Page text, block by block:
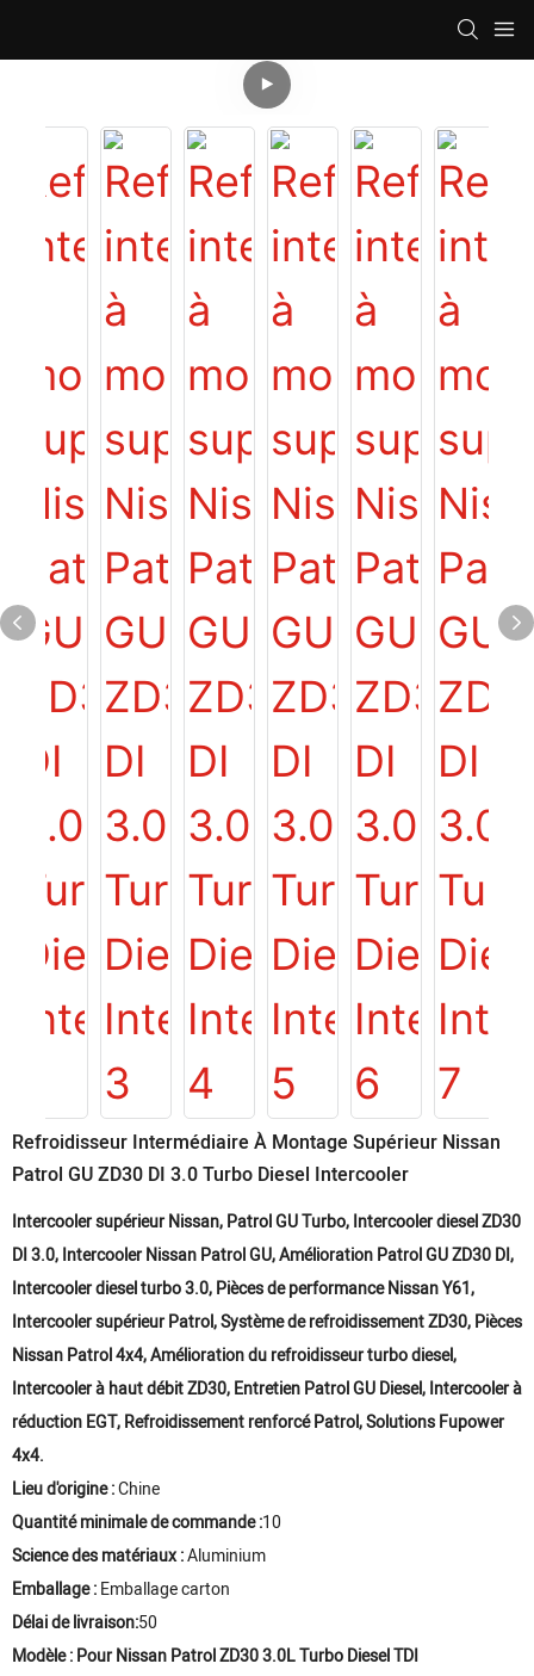
Refroidisseur Intermédiaire À Montage Supérieur Nissan
Patrol GU ZD30 DI 3.0 Turbo Diesel Intercooler
Intercooler supérieur Nissan, Patrol GUTurbo,Intercooler diesel ZD30
DI 3.0, Intercooler Nissan Patrol GU, Amélioration Patrol GU ZD30 DI,
Intercooler diesel turbo 3.0, Pièces de performance Nissan Y61,
Intercooler supérieur Patrol, Système de refroidissement ZD30, Pièces
Nissan Patrol 4x4, Amélioration du refroidisseur turbo diesel,
Intercooler à haut débit ZD30, Entretien Patrol GU Diesel, Intercooler à
réduction EGT, Refroidissement renforcé Patrol, Solutions Fupower
4x4.
Lieu d'origine :Chine
Quantité minimale de commande :10
Science des matériaux :Aluminium
Emballage :Emballage carton
Délai de livraison:50
Modèle :Pour Nissan Patrol ZD30 3.0L Turbo Diesel TDI